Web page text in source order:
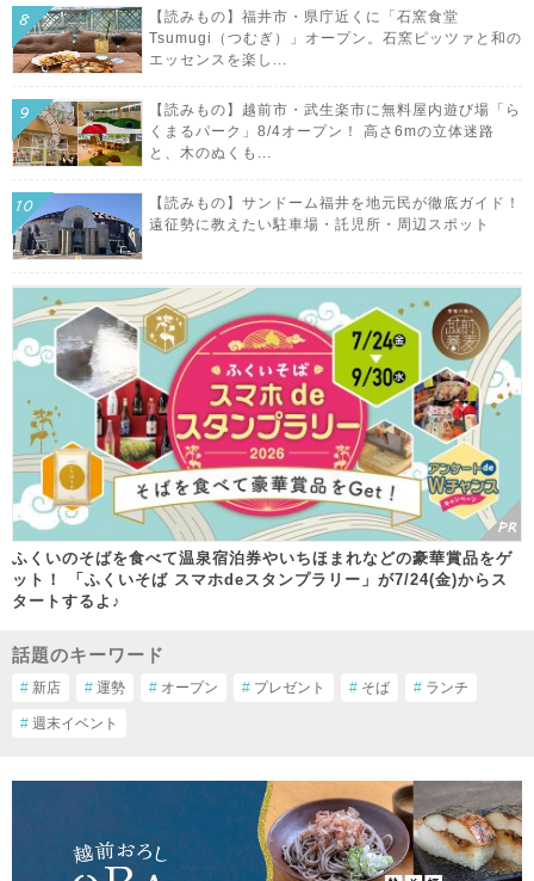
【読みもの】福井市・県庁近くに「石窯食堂
Tsumugi（つむぎ）」オープン。石窯ピッツァと和の
エッセンスを楽し...
【読みもの】越前市・武生楽市に無料屋内遊び場「ら
くまるパーク」8/4オープン！ 高さ6mの立体迷路
と、木のぬくも...
【読みもの】サンドーム福井を地元民が徹底ガイド！
遠征勢に教えたい駐車場・託児所・周辺スポット
ふくいのそばを食べて温泉宿泊券やいちほまれなどの豪華賞品をゲ
ット！ 「ふくいそば スマホdeスタンプラリー」が7/24(金)からス
タートするよ♪
話題のキーワード
# 新店 # 運勢 # オープン # プレゼント # そば # ランチ
# 週末イベント